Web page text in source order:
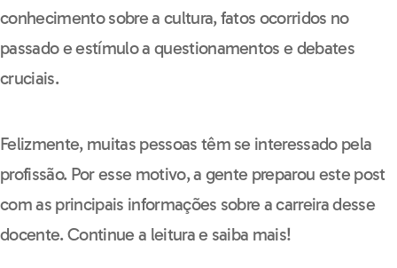
conhecimento sobre a cultura, fatos ocorridos no
passado e estímulo a questionamentos e debates
cruciais.
Felizmente, muitas pessoas têm se interessado pela
profissão. Por esse motivo, a gente preparou este post
com as principais informações sobre a carreira desse
docente. Continue a leitura e saiba mais!